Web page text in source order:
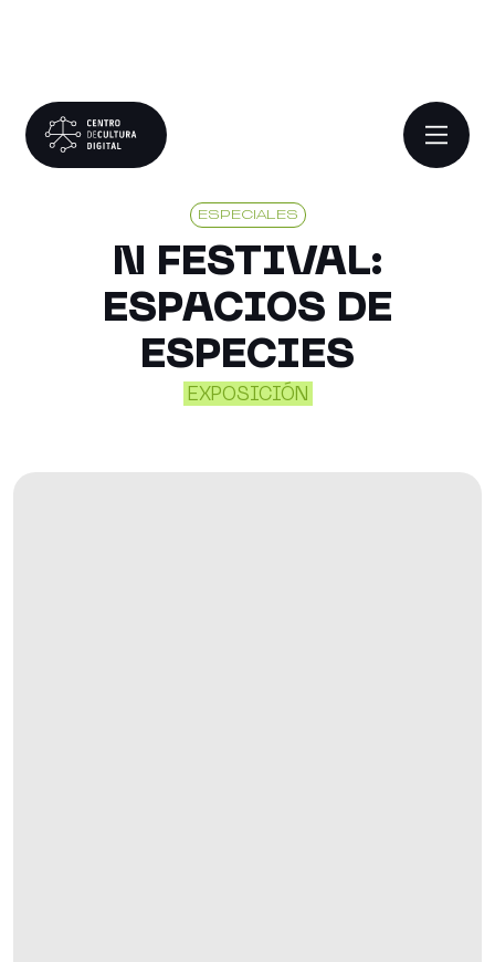
ESPECIALES
N FESTIVAL:
ESPACIOS DE
ESPECIES
EXPOSICIÓN